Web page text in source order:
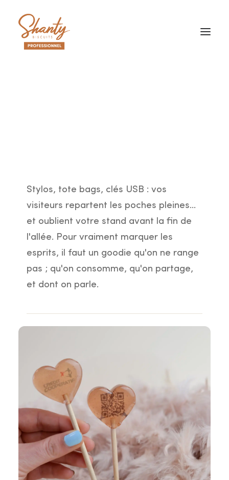
Stylos, tote bags, clés USB : vos
visiteurs repartent les poches pleines...
et oublient votre stand avant la fin de
l'allée. Pour vraiment marquer les
esprits, il faut un goodie qu'on ne range
pas ; qu'on consomme, qu'on partage,
et dont on parle.